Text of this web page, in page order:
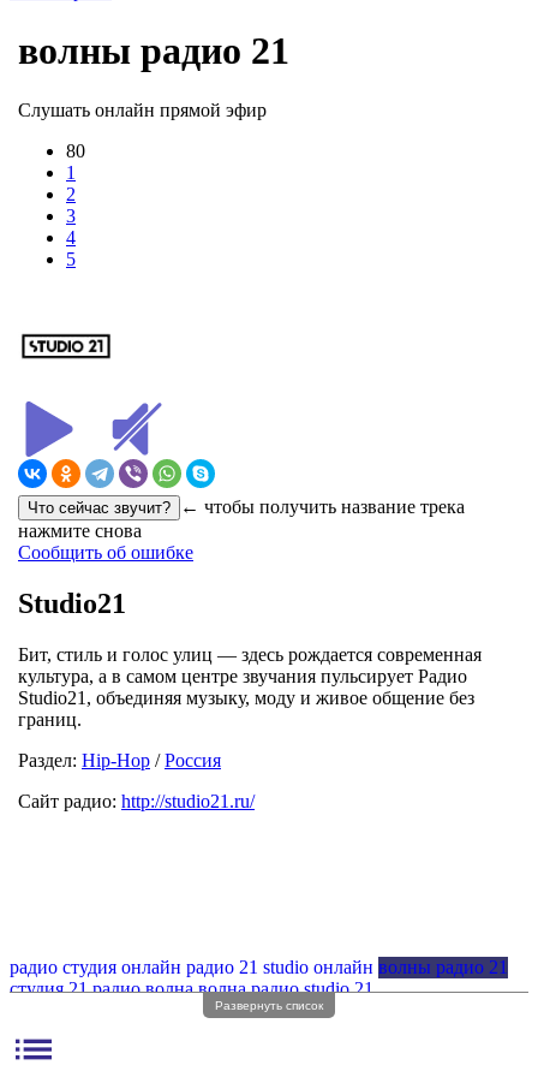
волны радио 21
Слушать онлайн прямой эфир
80
1
2
3
4
5
← чтобы получить название трека
нажмите снова
Сообщить об ошибке
Studio21
Бит, стиль и голос улиц — здесь рождается современная
культура, а в самом центре звучания пульсирует Радио
Studio21, объединяя музыку, моду и живое общение без
границ.
Раздел: Hip-Hop /Россия
Сайт радио: http://studio21.ru/
радио студия онлайн радио 21 studio онлайн волны радио 21
студия 21 радио волна волна радио studio 21
студио 21 радио волна
Развернуть список
list